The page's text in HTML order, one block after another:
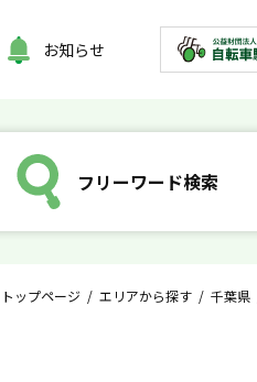
お知らせ
フリーワード検索
トップページ / エリアから探す / 千葉県